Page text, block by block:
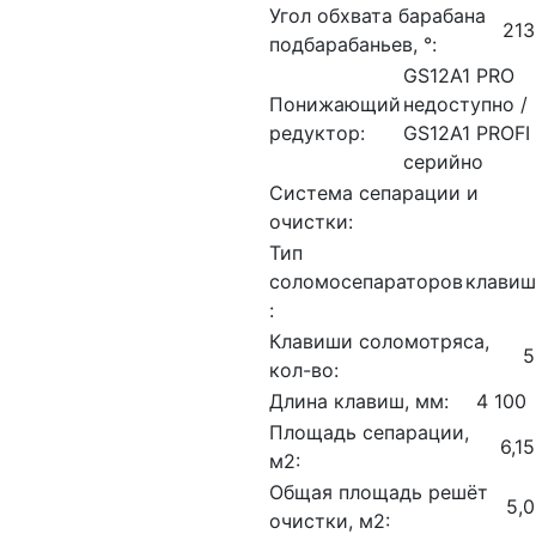
Угол обхвата барабана
подбарабаньев, °:
213
Понижающий
редуктор:
GS12A1 PRO
недоступно /
GS12A1 PROFI
серийно
Система сепарации и
очистки:
Тип
соломосепараторов
:
Клавиши соломотряса,
кол-во:
5
Длина клавиш, мм:
4 100
Площадь сепарации,
м2:
6,15
Общая площадь решёт
очистки, м2:
5,0